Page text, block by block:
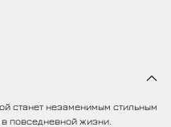
станет незаменимым стильным
повседневной жизни.